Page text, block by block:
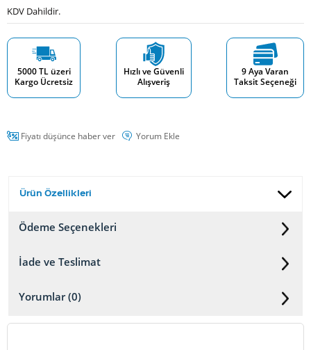
KDV Dahildir.
5000 TL üzeri
Kargo Ücretsiz
Hızlı ve Güvenli
Alışveriş
9 Aya Varan
Taksit Seçeneği
Fiyatı düşünce haber ver Yorum Ekle
Ürün Özellikleri
Ödeme Seçenekleri
İade ve Teslimat
Yorumlar (0)